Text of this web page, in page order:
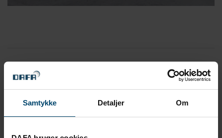
Samtykke Detaljer Om
Rörmanchett